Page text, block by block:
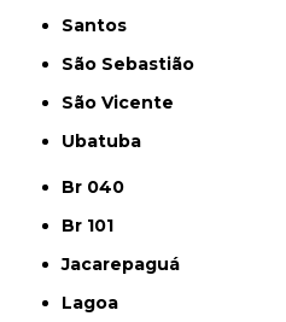
Santos
São Sebastião
São Vicente
Ubatuba
Br 040
Br 101
Jacarepaguá
Lagoa